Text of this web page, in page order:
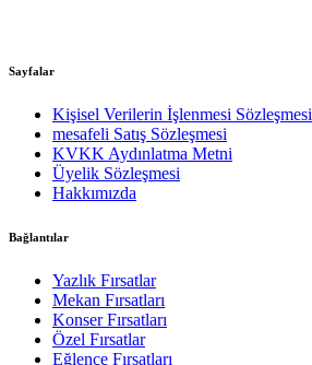
Sayfalar
Kişisel Verilerin İşlenmesi Sözleşmesi
mesafeli Satış Sözleşmesi
KVKK Aydınlatma Metni
Üyelik Sözleşmesi
Hakkımızda
Bağlantılar
Yazlık Fırsatlar
Mekan Fırsatları
Konser Fırsatları
Özel Fırsatlar
Eğlence Fırsatları